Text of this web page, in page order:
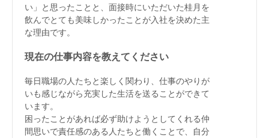
い」と思ったことと、面接時にいただいた桂月を
飲んでとても美味しかったことが入社を決めた主
な理由です。
現在の仕事内容を教えてください
毎日職場の人たちと楽しく関わり、仕事のやりが
いも感じながら充実した生活を送ることができて
います。
困ったことがあれば必ず助けようとしてくれる仲
間思いで責任感のある人たちと働くことで、自分